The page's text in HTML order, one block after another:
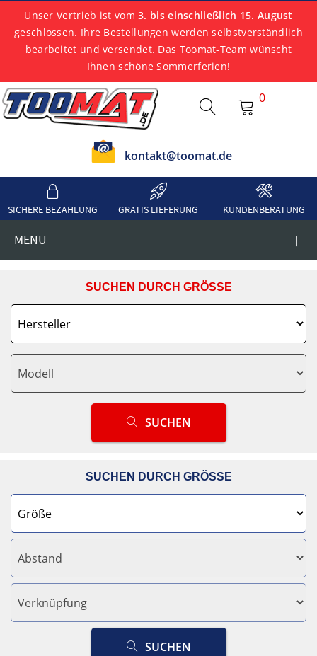
Unser Vertrieb ist vom3. bis einschließlich 15. August
geschlossen. Ihre Bestellungen werden selbstverständlich
bearbeitet und versendet. Das Toomat-Team wünscht
Ihnen schöne Sommerferien!
kontakt@toomat.de
0
SICHERE BEZAHLUNG GRATIS LIEFERUNG KUNDENBERATUNG
MENU
SUCHEN DURCH GRÖSSE
SUCHEN
SUCHEN DURCH GRÖSSE
SUCHEN